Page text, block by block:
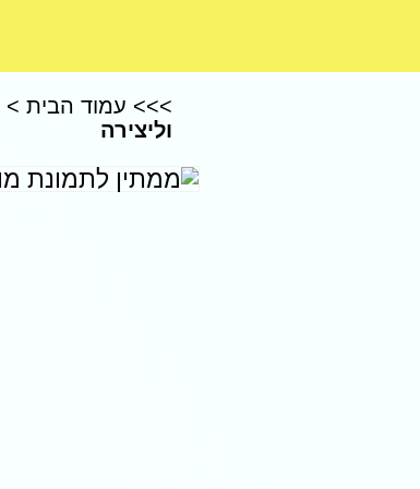
>>> עמוד הבית >
וליצירה